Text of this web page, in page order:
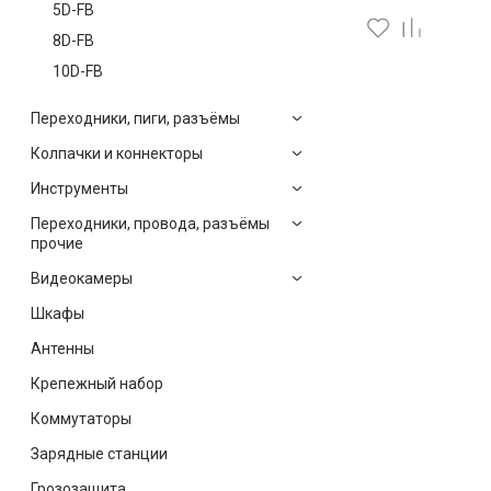
5D-FB
8D-FB
10D-FB
Переходники, пиги, разъёмы
Колпачки и коннекторы
Инструменты
Переходники, провода, разъёмы
прочие
Видеокамеры
Шкафы
Антенны
Крепежный набор
Коммутаторы
Зарядные станции